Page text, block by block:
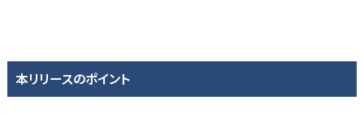
本リリースのポイント